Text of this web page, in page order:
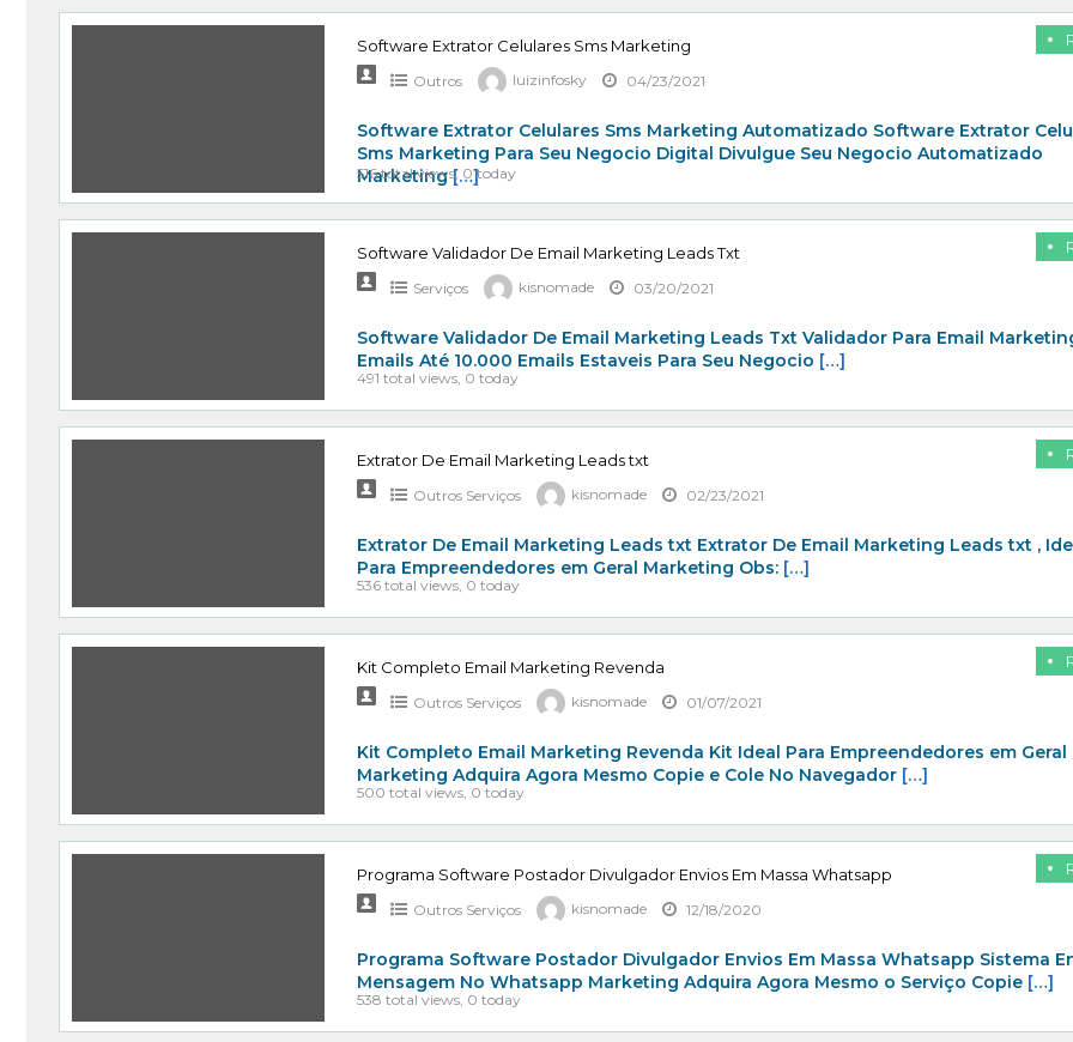
Software Extrator Celulares Sms Marketing
Outros luizinfosky 04/23/2021
Software Extrator Celulares Sms Marketing Automatizado Software Extrator
Sms Marketing Para Seu Negocio Digital Divulgue Seu Negocio Automatizado
Marketing[…]
516 total views, 0 today
Software Validador De Email Marketing Leads Txt
Serviços kisnomade 03/20/2021
Software Validador De Email Marketing Leads Txt Validador Para Email
Emails Até 10.000 Emails Estaveis Para Seu Negocio […]
491 total views, 0 today
Extrator De Email Marketing Leads txt
Outros Serviços kisnomade 02/23/2021
Extrator De Email Marketing Leads txt Extrator De Email Marketing Leads txt ,
Para Empreendedores em Geral Marketing Obs: […]
536 total views, 0 today
Kit Completo Email Marketing Revenda
Outros Serviços kisnomade 01/07/2021
Kit Completo Email Marketing Revenda Kit Ideal Para Empreendedores em Geral
Marketing Adquira Agora Mesmo Copie e Cole No Navegador […]
500 total views, 0 today
Programa Software Postador Divulgador Envios Em Massa Whatsapp
Outros Serviços kisnomade 12/18/2020
Programa Software Postador Divulgador Envios Em Massa Whatsapp Sistema
Mensagem No Whatsapp Marketing Adquira Agora Mesmo o Serviço Copie […]
538 total views, 0 today